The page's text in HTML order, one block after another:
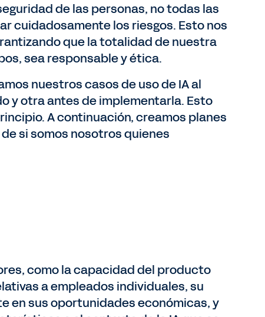
de las personas, no todas las
cuidadosamente los riesgos. Esto nos
que la totalidad de nuestra
sea responsable y ética.
nuestros casos de uso de IA al
y otra antes de implementarla. Esto
A continuación, creamos planes
si somos nosotros quienes
como la capacidad del producto
a empleados individuales, su
en sus oportunidades económicas, y